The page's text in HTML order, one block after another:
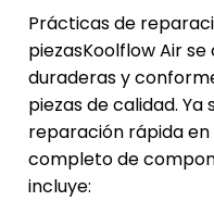
Prácticas de
piezasKoolflow Air
duraderas y
piezas de calidad.
reparación rápida
completo de
incluye: